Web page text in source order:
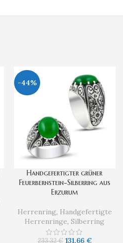
-44%
Handgefertigter grüner
Feuerbernstein-Silberring aus
Erzurum
Herrenring, Handgefertigte
Herrenringe,Silberring
233,32€ 131,66 €